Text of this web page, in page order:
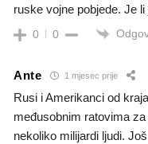
ruske vojne pobjede. Je
0 0
Ante 1 mjesec prije
Rusi i Amerikanci od
međusobnim ratovima
nekoliko milijardi ljudi.